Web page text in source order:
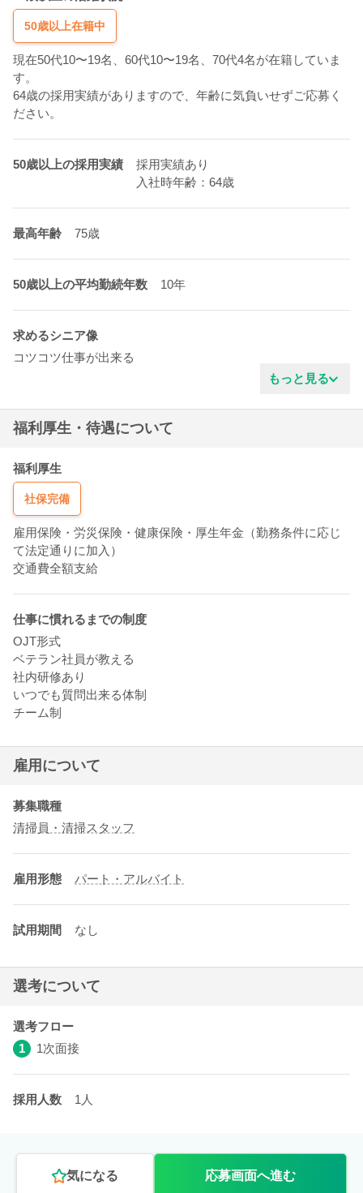
50歳以上在籍中
現在50代10〜19名、60代10〜19名、70代4名が在籍していま
す。
64歳の採用実績がありますので、年齢に気負いせずご応募く
ださい。
50歳以上の採用実績
採用実績あり
入社時年齢：64歳
最高年齢 75歳
50歳以上の平均勤続年数 10年
求めるシニア像
コツコツ仕事が出来る
協調性がある
明るいタイプ
穏やかな雰囲気
清潔感がある
責任感がある
もっと見る
福利厚生・待遇について
福利厚生
社保完備
雇用保険・労災保険・健康保険・厚生年金（勤務条件に応じ
て法定通りに加入）
交通費全額支給
仕事に慣れるまでの制度
OJT形式
ベテラン社員が教える
社内研修あり
いつでも質問出来る体制
チーム制
雇用について
募集職種
清掃員・清掃スタッフ
雇用形態 パート・アルバイト
試用期間 なし
選考について
選考フロー
1
1次面接
採用人数 1人
気になる 応募画面へ進む